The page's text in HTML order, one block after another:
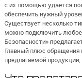
с их помощью удается
обеспечить нужный
Существует несколько
можно подключить
Безопасности»
Главный плюс обращения
предлагаемой